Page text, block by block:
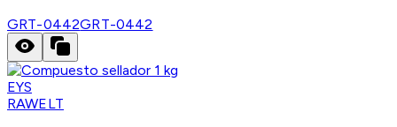
GRT-0442GRT-0442
RAWELT